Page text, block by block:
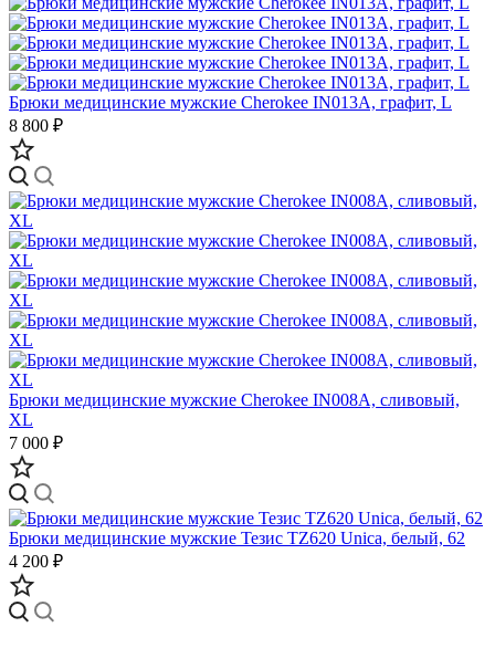
Брюки медицинские мужские Cherokee IN013A, графит, L
8 800 ₽
Брюки медицинские мужские Cherokee IN008A, сливовый,
XL
7 000 ₽
Брюки медицинские мужские Тезис TZ620 Unica, белый, 62
4 200 ₽